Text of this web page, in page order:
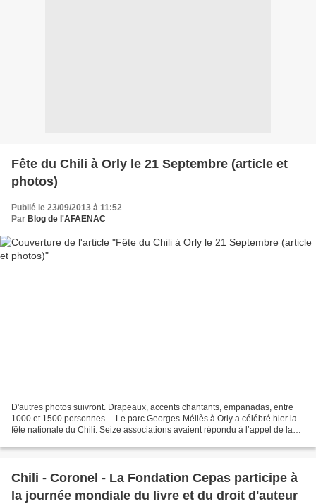
Fête du Chili à Orly le 21 Septembre (article et
photos)
Publié le 23/09/2013 à 11:52
Par Blog de l'AFAENAC
D'autres photos suivront. Drapeaux, accents chantants, empanadas, entre
1000 et 1500 personnes… Le parc Georges-Méliès à Orly a célébré hier la
fête nationale du Chili. Seize associations avaient répondu à l’appel de la
Chili - Coronel - La Fondation Cepas participe à
la journée mondiale du livre et du droit d'auteur